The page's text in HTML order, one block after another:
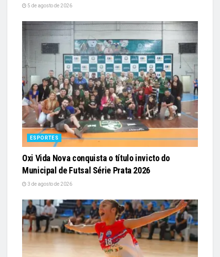
5 de agosto de 2026
ESPORTES
Oxi Vida Nova conquista o título invicto do
Municipal de Futsal Série Prata 2026
3 de agosto de 2026